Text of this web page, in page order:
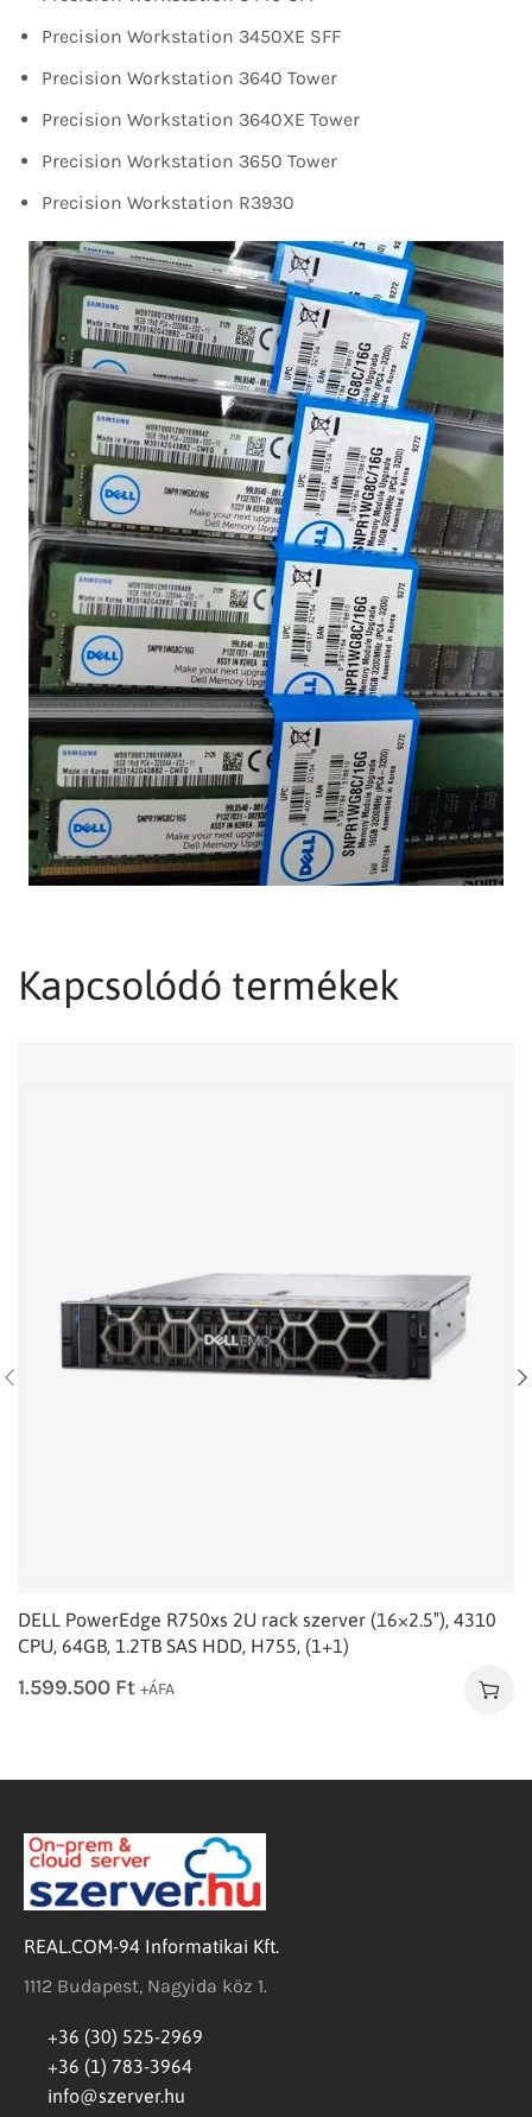
Precision Workstation 3450XE SFF
Precision Workstation 3640 Tower
Precision Workstation 3640XE Tower
Precision Workstation 3650 Tower
Precision Workstation R3930
Kapcsolódó termékek
DELL PowerEdge R750xs 2U rack szerver (16×2.5″), 4310
CPU, 64GB, 1.2TB SAS HDD, H755, (1+1)
1.599.500 Ft +ÁFA
REAL.COM-94 Informatikai Kft.
1112 Budapest, Nagyida köz 1.
+36 (30) 525-2969
+36 (1) 783-3964
info@szerver.hu